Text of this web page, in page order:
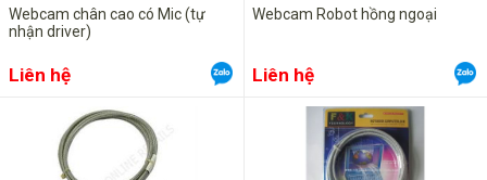
Webcam chân cao có Mic (tự
nhận driver)
Liên hệ
Webcam Robot hồng ngoại
Liên hệ